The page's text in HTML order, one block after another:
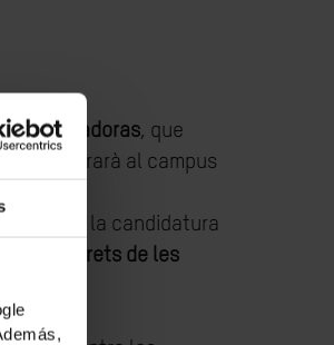
Avançadoras, que
es lliurarà al campus
la candidatura
o els drets de les